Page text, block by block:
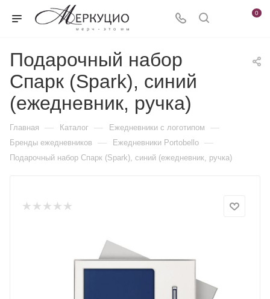
0
Подарочный набор
Спарк (Spark), синий
(ежедневник, ручка)
Главная — Каталог — Ежедневники c логотипом —
Бренды ежедневников — Ежедневники Portobello —
Подарочный набор Спарк (Spark), синий (ежедневник, ручка)